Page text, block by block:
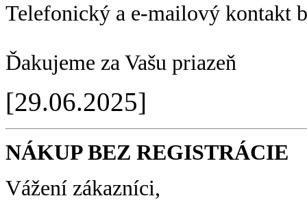
Telefonický a e-mailový kontakt
Ďakujeme za Vašu priazeň
[29.06.2025]
NÁKUP BEZ REGISTRÁCIE
Vážení zákazníci,